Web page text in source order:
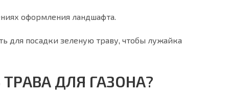
оформления ландшафта.
для посадки зеленую траву, чтобы лужайка
ДЛЯ ГАЗОНА?